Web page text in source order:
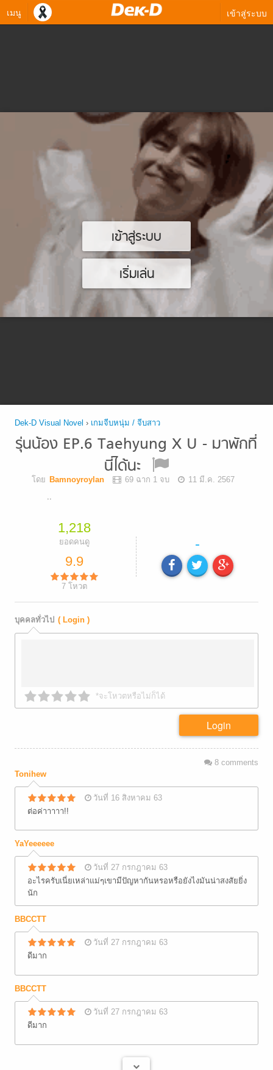
เมนู เข้าสู่ระบบ
เข้าสู่ระบบ
เริ่มเล่น
Dek-D Visual Novel › เกมจีบหนุ่ม / จีบสาว
รุ่นน้อง EP.6 Taehyung X U - มาพักที่
นี่ได้นะ
โดย Bamnoyroylan 69 ฉาก 1 จบ
11 มี.ค. 2567
..
1,218
ยอดคนดู
9.9
7โหวต
-
บุคคลทั่วไป ( Login )
*จะโหวตหรือไม่ก็ได้
Login
8comments
Tonihew
วันที่ 16 สิงหาคม 63
ต่อค่าาาาา!!
YaYeeeeee
วันที่ 27 กรกฎาคม 63
อะไรครับเนี่ยเหล่าแม่ๆเขามีปัญหากันหรอหรือยังไงมันน่าสงสัยยิ่ง
นัก
BBCCTT
วันที่ 27 กรกฎาคม 63
ดีมาก
BBCCTT
วันที่ 27 กรกฎาคม 63
ดีมาก